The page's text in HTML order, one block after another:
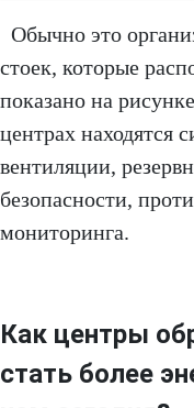
Обычно это
стоек, которые
показано на
центрах находятся
вентиляции,
безопасности,
мониторинга.
Как центры
стать более